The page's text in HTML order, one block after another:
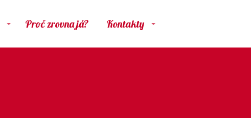
Proč zrovna já? Kontakty